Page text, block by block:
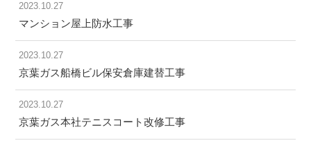
2023.10.27
マンション屋上防水工事
2023.10.27
京葉ガス船橋ビル保安倉庫建替工事
2023.10.27
京葉ガス本社テニスコート改修工事